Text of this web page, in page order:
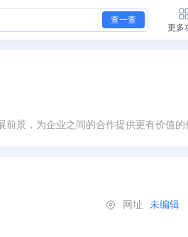
查一查
更多
景，为企业之间的合作提供更有价值的
网址 未编辑